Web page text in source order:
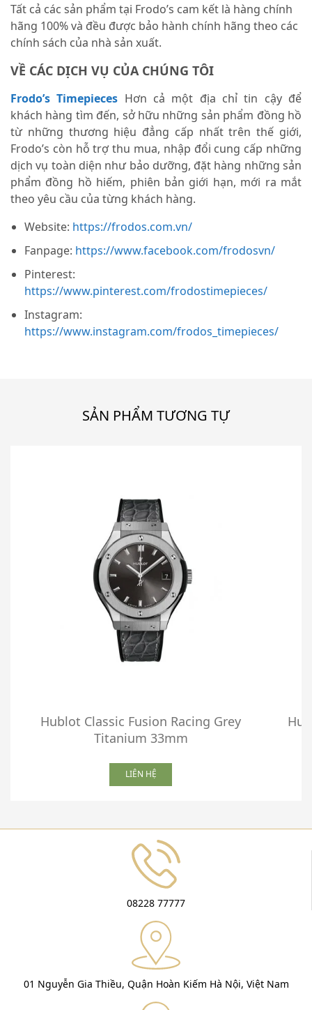
Tất cả các sản phẩm tại Frodo’s cam kết là hàng chính
hãng 100% và đều được bảo hành chính hãng theo các
chính sách của nhà sản xuất.
VỀ CÁC DỊCH VỤ CỦA CHÚNG TÔI
Frodo’s Timepieces Hơn cả một địa chỉ tin cậy để
khách hàng tìm đến, sở hữu những sản phẩm đồng hồ
từ những thương hiệu đẳng cấp nhất trên thế giới,
Frodo’s còn hỗ trợ thu mua, nhập đổi cung cấp những
dịch vụ toàn diện như bảo dưỡng, đặt hàng những sản
phẩm đồng hồ hiếm, phiên bản giới hạn, mới ra mắt
theo yêu cầu của từng khách hàng.
Website: https://frodos.com.vn/
Fanpage: https://www.facebook.com/frodosvn/
Pinterest:
https://www.pinterest.com/frodostimepieces/
Instagram:
https://www.instagram.com/frodos_timepieces/
SẢN PHẨM TƯƠNG TỰ
Hublot Classic Fusion Racing Grey
Titanium 33mm
LIÊN HỆ
08228 77777
01 Nguyễn Gia Thiều, Quận Hoàn Kiếm Hà Nội, Việt Nam